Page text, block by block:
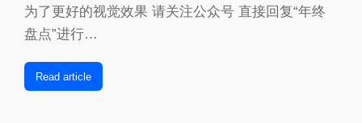
为了更好的视觉效果 请关注公众号 直接回复“年终
盘点”进行…
Read article